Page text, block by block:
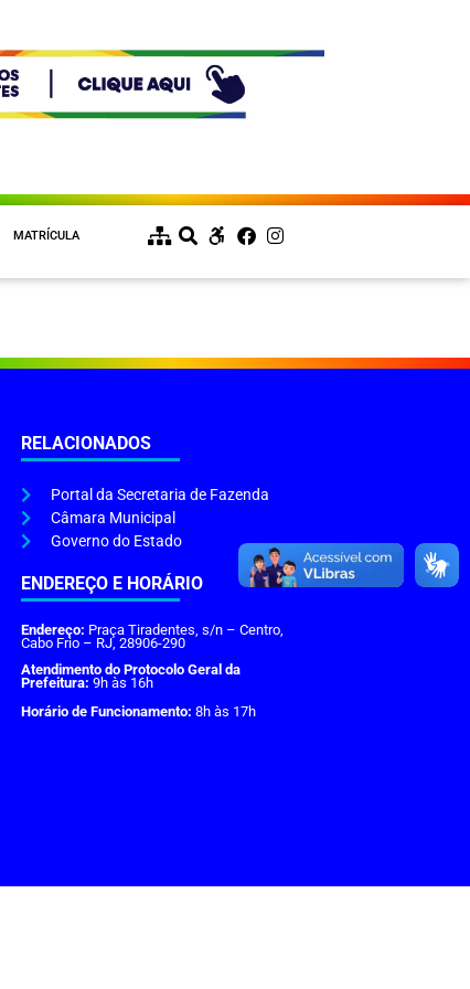
MATRÍCULA
RELACIONADOS
Portal da Secretaria de Fazenda
Câmara Municipal
Governo do Estado
ENDEREÇO E HORÁRIO
Endereço: Praça Tiradentes, s/n – Centro,
Cabo Frio – RJ, 28906-290
Atendimento do Protocolo Geral da
Prefeitura: 9h às 16h
Horário de Funcionamento: 8h às 17h